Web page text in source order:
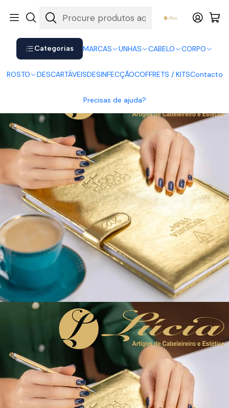
Categorias MARCAS UNHAS CABELO CORPO
ROSTO DESCARTÁVEISDESINFECÇÃOCOFFRETS / KITSContacto
Precisas de ajuda?
Shop now. Pay later with Klarna.
Agenda 2022 Victoria Vynn